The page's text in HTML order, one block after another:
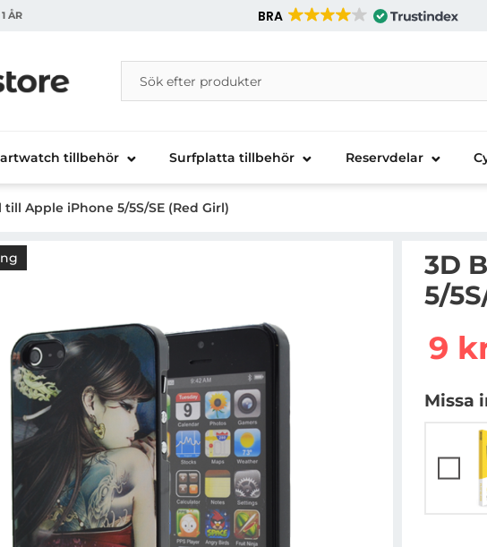
1 ÅR BRA
för Danira Telecom AB
Sök
Sök på Danira Telecom AB
tillbehör Surfplatta tillbehör Reservdelar
Apple iPhone 5/5S/SE (Red Girl)
med
3D
5/
9
Missa